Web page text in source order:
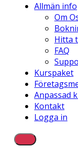
Allmän info
Om
Hitta
FAQ
Kurspaket
Anpassad
Kontakt
Logga in